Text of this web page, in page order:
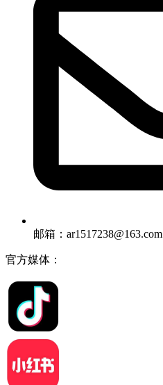
邮箱：ar1517238@163.com
官方媒体：